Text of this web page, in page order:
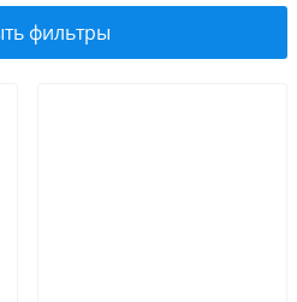
фильтры